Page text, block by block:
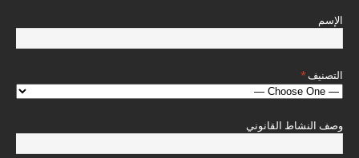
الإسم
التصنيف*
وصف النشاط القانوني